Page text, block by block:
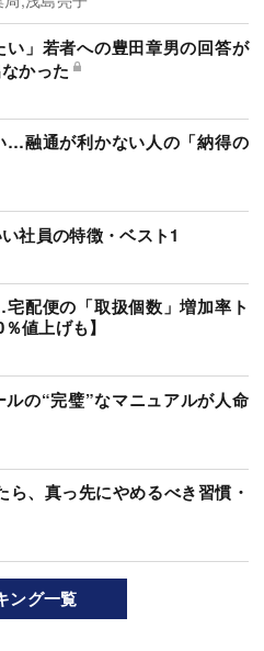
い」若者への豊田章男の回答が
かった
…融通が利かない人の「納得の
社員の特徴・ベスト1
配便の「取扱個数」増加率ト
値上げも】
ルの“完璧”なマニュアルが人命
、真っ先にやめるべき習慣・
ング一覧